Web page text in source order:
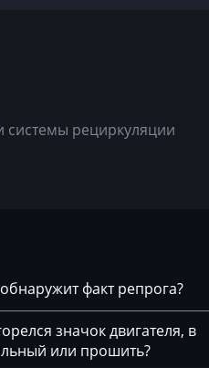
системы рециркуляции
факт репрога?
значок двигателя, в
или прошить?